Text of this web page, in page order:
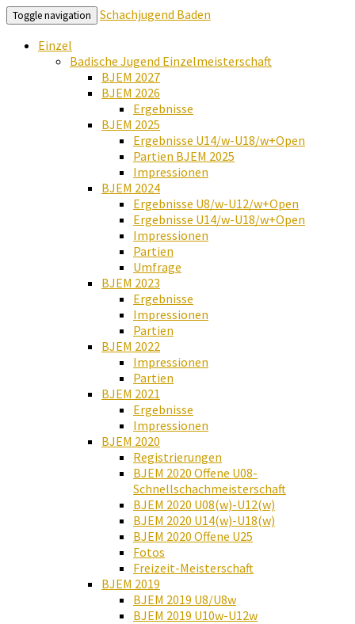
Toggle navigation
Schachjugend Baden
Einzel
Badische Jugend Einzelmeisterschaft
BJEM 2027
BJEM 2026
Ergebnisse
BJEM 2025
Ergebnisse U14/w-U18/w+Open
Partien BJEM 2025
Impressionen
BJEM 2024
Ergebnisse U8/w-U12/w+Open
Ergebnisse U14/w-U18/w+Open
Impressionen
Partien
Umfrage
BJEM 2023
Ergebnisse
Impressionen
Partien
BJEM 2022
Impressionen
Partien
BJEM 2021
Ergebnisse
Impressionen
BJEM 2020
Registrierungen
BJEM 2020 Offene U08-
Schnellschachmeisterschaft
BJEM 2020 U08(w)-U12(w)
BJEM 2020 U14(w)-U18(w)
BJEM 2020 Offene U25
Fotos
Freizeit-Meisterschaft
BJEM 2019
BJEM 2019 U8/U8w
BJEM 2019 U10w-U12w